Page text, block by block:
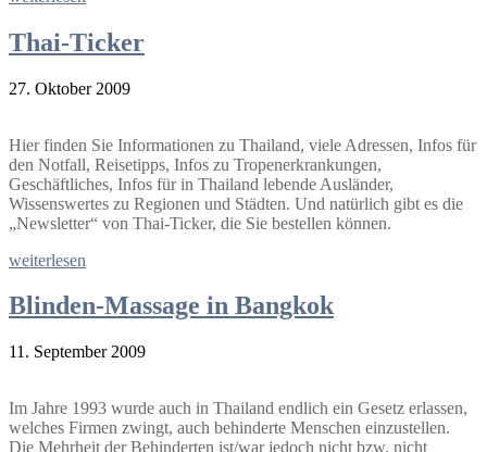
Thai-Ticker
27. Oktober 2009
Hier finden Sie Informationen zu Thailand, viele Adressen, Infos für
den Notfall, Reisetipps, Infos zu Tropenerkrankungen,
Geschäftliches, Infos für in Thailand lebende Ausländer,
Wissenswertes zu Regionen und Städten. Und natürlich gibt es die
„Newsletter“ von Thai-Ticker, die Sie bestellen können.
weiterlesen
Blinden-Massage in Bangkok
11. September 2009
Im Jahre 1993 wurde auch in Thailand endlich ein Gesetz erlassen,
welches Firmen zwingt, auch behinderte Menschen einzustellen.
Die Mehrheit der Behinderten ist/war jedoch nicht bzw. nicht